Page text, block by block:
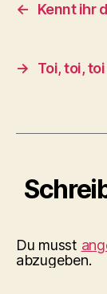
← Kennt ihr
→ Toi, toi,
Du musst
abzugeben.